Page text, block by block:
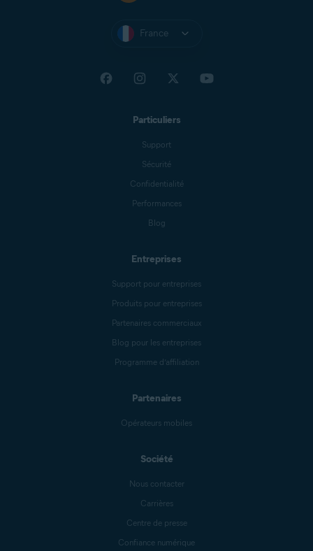
France
Particuliers
Support
Sécurité
Confidentialité
Performances
Blog
Entreprises
Support pour entreprises
Produits pour entreprises
Partenaires commerciaux
Blog pour les entreprises
Programme d’affiliation
Partenaires
Opérateurs mobiles
Société
Nous contacter
Carrières
Centre de presse
Confiance numérique